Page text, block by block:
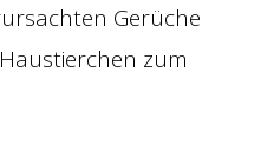
Gerüche
zum